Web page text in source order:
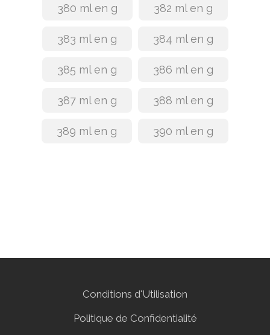
380 ml en g 382 ml en g
383 ml en g 384 ml en g
385 ml en g 386 ml en g
387 ml en g 388 ml en g
389 ml en g 390 ml en g
Conditions d'Utilisation
Politique de Confidentialité